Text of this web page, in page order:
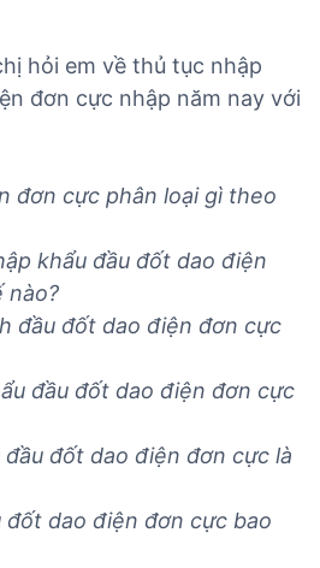
hỏi em về thủ tục nhập
đơn cực nhập năm nay với
đơn cực phân loại gì theo
khẩu đầu đốt dao điện
nào?
đầu đốt dao điện đơn cực
đầu đốt dao điện đơn cực
đầu đốt dao điện đơn cực là
đốt dao điện đơn cực bao